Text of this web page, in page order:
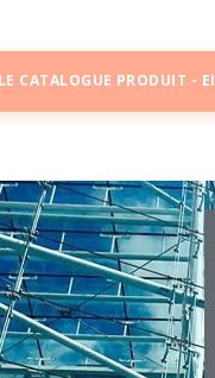
CATALOGUE PRODUIT -
Fourniture